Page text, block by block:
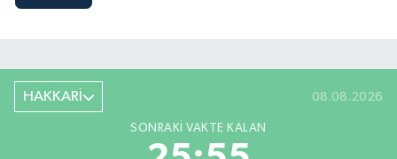
HAKKARİ 08.08.2026
SONRAKI VAKTE KALAN